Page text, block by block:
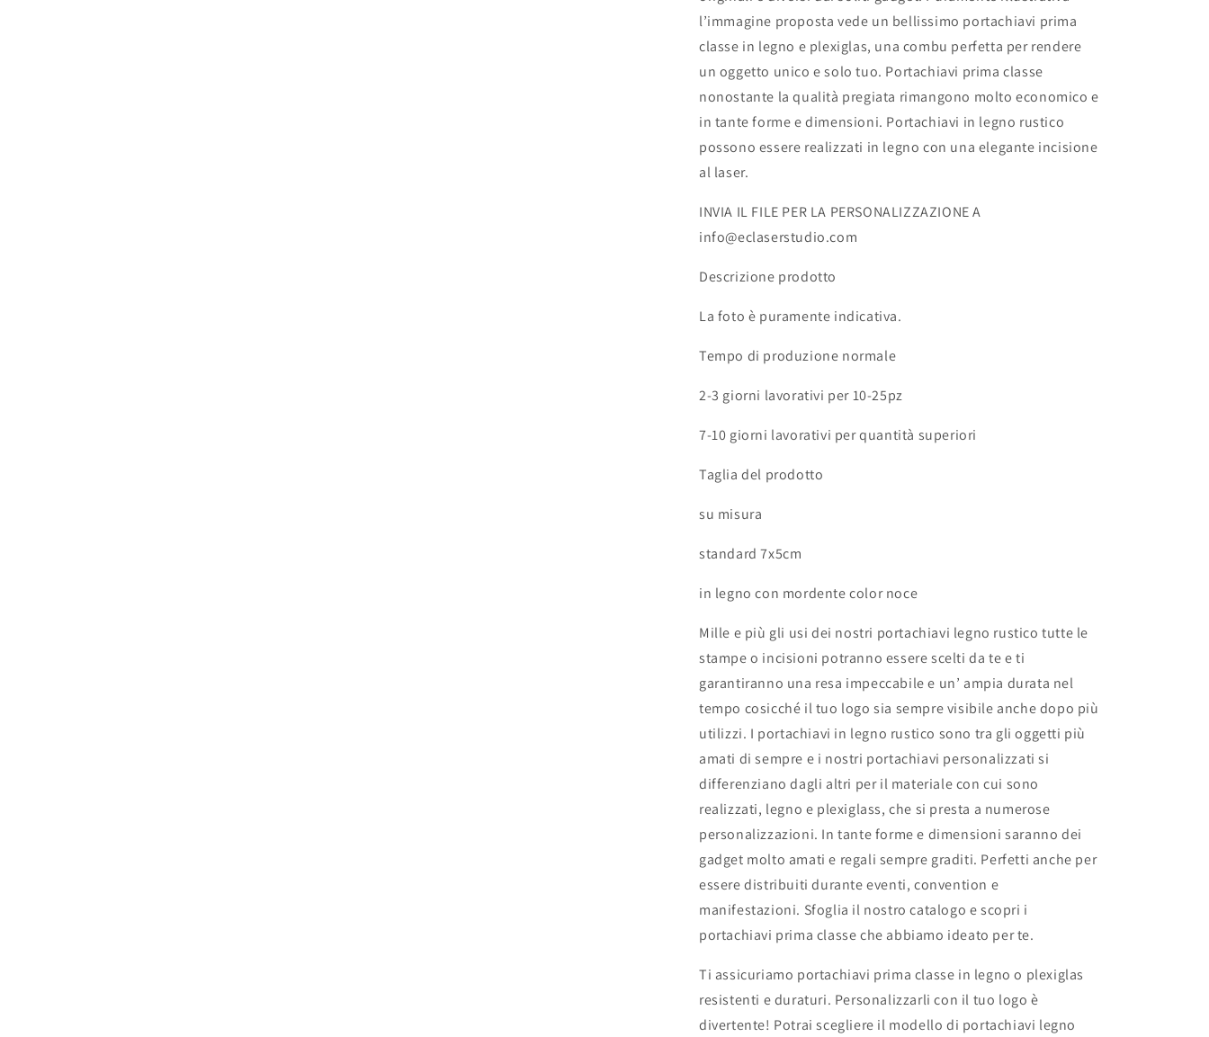
l’immagine proposta vede un bellissimo portachiavi prima
classe in legno e plexiglas, una combu perfetta per rendere
un oggetto unico e solo tuo. Portachiavi prima classe
nonostante la qualità pregiata rimangono molto economico e
in tante forme e dimensioni. Portachiavi in legno rustico
possono essere realizzati in legno con una elegante incisione
al laser.
INVIA IL FILE PER LA PERSONALIZZAZIONE A
info@eclaserstudio.com
Descrizione prodotto
La foto è puramente indicativa.
Tempo di produzione normale
2-3 giorni lavorativi per 10-25pz
7-10 giorni lavorativi per quantità superiori
Taglia del prodotto
su misura
standard 7x5cm
in legno con mordente color noce
Mille e più gli usi dei nostri portachiavi legno rustico tutte le
stampe o incisioni potranno essere scelti da te e ti
garantiranno una resa impeccabile e un’ ampia durata nel
tempo cosicché il tuo logo sia sempre visibile anche dopo più
utilizzi. I portachiavi in legno rustico sono tra gli oggetti più
amati di sempre e i nostri portachiavi personalizzati si
differenziano dagli altri per il materiale con cui sono
realizzati, legno e plexiglass, che si presta a numerose
personalizzazioni. In tante forme e dimensioni saranno dei
gadget molto amati e regali sempre graditi. Perfetti anche per
essere distribuiti durante eventi, convention e
manifestazioni. Sfoglia il nostro catalogo e scopri i
portachiavi prima classe che abbiamo ideato per te.
Ti assicuriamo portachiavi prima classe in legno o plexiglas
resistenti e duraturi. Personalizzarli con il tuo logo è
divertente! Potrai scegliere il modello di portachiavi legno